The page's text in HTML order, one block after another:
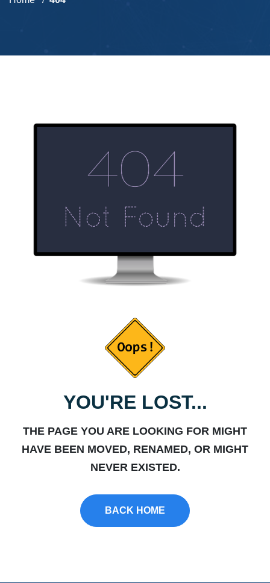
YOU'RE LOST...
THE PAGE YOU ARE LOOKING FOR MIGHT
HAVE BEEN MOVED, RENAMED, OR MIGHT
NEVER EXISTED.
BACK HOME